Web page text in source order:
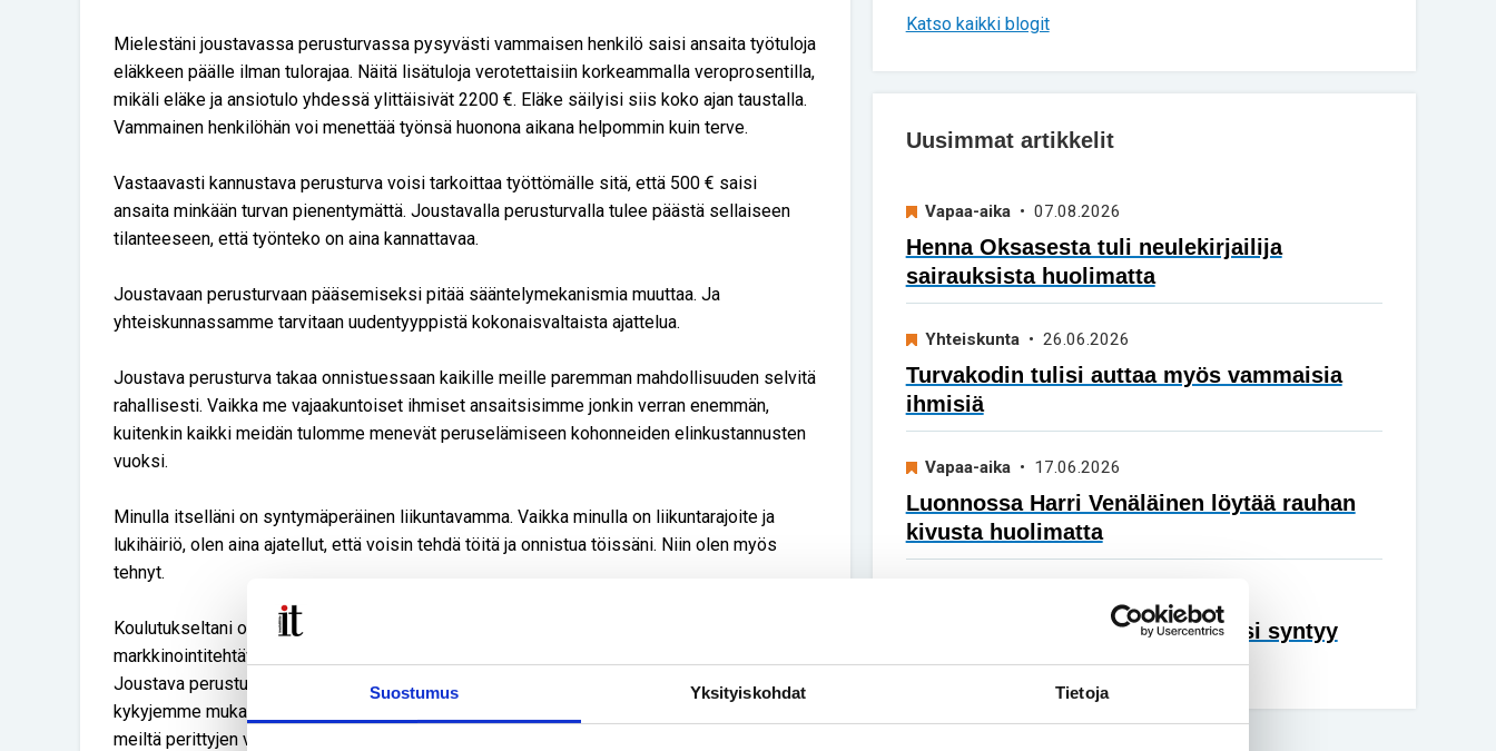
Suostumus Yksityiskohdat Tietoja
Mielestäni joustavassa perusturvassa pysyvästi vammaisen henkilö saisi ansaita työtuloja
eläkkeen päälle ilman tulorajaa. Näitä lisätuloja verotettaisiin korkeammalla veroprosentilla,
mikäli eläke ja ansiotulo yhdessä ylittäisivät 2200 €. Eläke säilyisi siis koko ajan taustalla.
Vammainen henkilöhän voi menettää työnsä huonona aikana helpommin kuin terve.
Vastaavasti kannustava perusturva voisi tarkoittaa työttömälle sitä, että 500 € saisi
ansaita minkään turvan pienentymättä. Joustavalla perusturvalla tulee päästä sellaiseen
tilanteeseen, että työnteko on aina kannattavaa.
Joustavaan perusturvaan pääsemiseksi pitää sääntelymekanismia muuttaa. Ja
yhteiskunnassamme tarvitaan uudentyyppistä kokonaisvaltaista ajattelua.
Joustava perusturva takaa onnistuessaan kaikille meille paremman mahdollisuuden selvitä
rahallisesti. Vaikka me vajaakuntoiset ihmiset ansaitsisimme jonkin verran enemmän,
kuitenkin kaikki meidän tulomme menevät peruselämiseen kohonneiden elinkustannusten
vuoksi.
Minulla itselläni on syntymäperäinen liikuntavamma. Vaikka minulla on liikuntarajoite ja
lukihäiriö, olen aina ajatellut, että voisin tehdä töitä ja onnistua töissäni. Niin olen myös
tehnyt.
Koulutukseltani olen laskentatoimen merkonomi. Olen työskennellyt
markkinointitehtävissä Uusi Tie –lehdessä vuodesta 2000.
Joustava perusturva tarkoittasi siis sitä, että me vajaakuntoiset voisimme tehdä töitä
kykyjemme mukaan ja saada ansiotuloja eläkkeen lisäksi. Samalla auttaisimme valtiota
meiltä perittyjen verotulojen kautta.
Katso kaikki blogit
Uusimmat artikkelit
Vapaa-aika• 07.08.2026
Henna Oksasesta tuli neulekirjailija
sairauksista huolimatta
Yhteiskunta• 26.06.2026
Turvakodin tulisi auttaa myös vammaisia
ihmisiä
Vapaa-aika• 17.06.2026
Luonnossa Harri Venäläinen löytää rauhan
kivusta huolimatta
Perhe on uuden äärellä, kun lapsi syntyy
lyhytkasvuisena